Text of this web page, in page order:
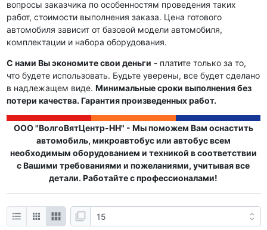
вопросы заказчика по особенностям проведения таких
работ, стоимости выполнения заказа. Цена готового
автомобиля зависит от базовой модели автомобиля,
комплектации и набора оборудования.
С нами Вы экономите свои деньги - платите только за то,
что будете использовать. Будьте уверены, все будет сделано
в надлежащем виде. Минимальные сроки выполнения без
потери качества. Гарантия произведенных работ.
ООО "ВолгоВятЦентр-НН" - Мы поможем Вам оснастить
автомобиль, микроавтобус или автобус всем
необходимым оборудованием и техникой в соответствии
с Вашими требованиями и пожеланиями, учитывая все
детали. Работайте с профессионалами!